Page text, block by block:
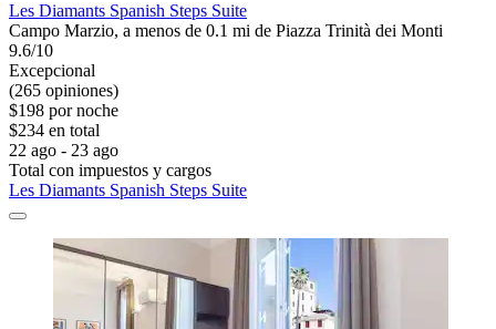
Les Diamants Spanish Steps Suite
Campo Marzio, a menos de 0.1 mi de Piazza Trinità dei Monti
9.6/10
Excepcional
(265 opiniones)
$198 por noche
$234 en total
22 ago - 23 ago
Total con impuestos y cargos
Les Diamants Spanish Steps Suite